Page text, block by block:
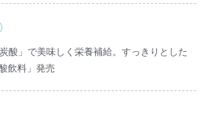
酸」で美味しく栄養補給。すっきりとした
飲料」発売